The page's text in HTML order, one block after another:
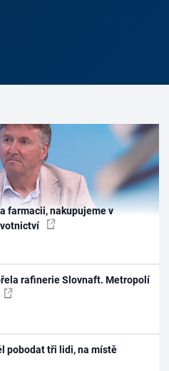
farmacii, nakupujeme v
rafinerie Slovnaft. Metropolí
pobodat tři lidi, na místě